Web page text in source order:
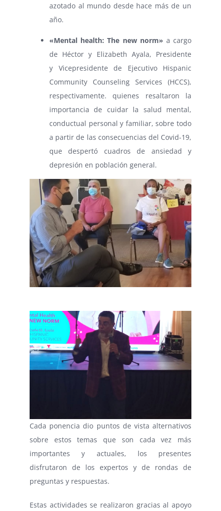
azotado al mundo desde hace más de un
año.
«Mental health: The new norm» a cargo
de Héctor y Elizabeth Ayala, Presidente
y Vicepresidente de Ejecutivo Hispanic
Community Counseling Services (HCCS),
respectivamente. quienes resaltaron la
importancia de cuidar la salud mental,
conductual personal y familiar, sobre todo
a partir de las consecuencias del Covid-19,
que despertó cuadros de ansiedad y
depresión en población general.
Cada ponencia dio puntos de vista alternativos
sobre estos temas que son cada vez más
importantes y actuales, los presentes
disfrutaron de los expertos y de rondas de
preguntas y respuestas.
Estas actividades se realizaron gracias al apoyo